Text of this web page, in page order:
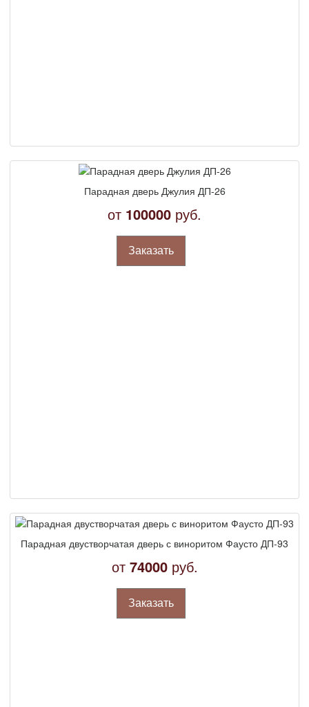
Парадная дверь Джулия ДП-26
от 100000 руб.
Заказать
Парадная двустворчатая дверь с виноритом Фаусто ДП-93
от 74000руб.
Заказать